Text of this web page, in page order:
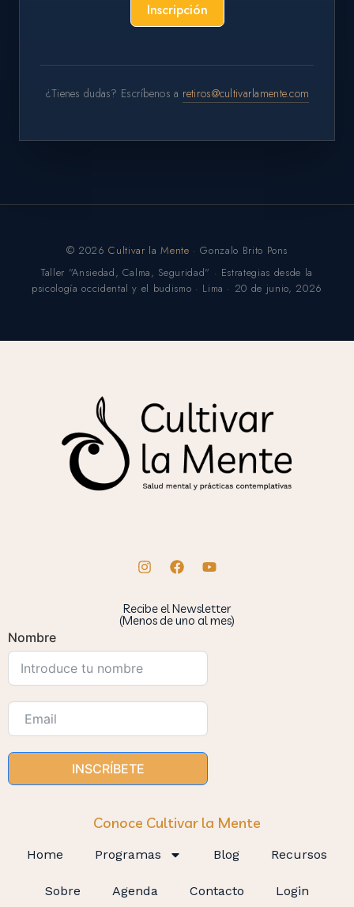
Inscripción
¿Tienes dudas? Escríbenos a retiros@cultivarlamente.com
© 2026Cultivar la Mente · Gonzalo Brito Pons
Taller "Ansiedad, Calma, Seguridad" · Estrategias desde la
psicología occidental y el budismo · Lima · 20 de junio, 2026
Recibe el Newsletter
(Menos de uno al mes)
Nombre
INSCRÍBETE
Conoce Cultivar la Mente
Home Programas Blog Recursos
Sobre Agenda Contacto Login